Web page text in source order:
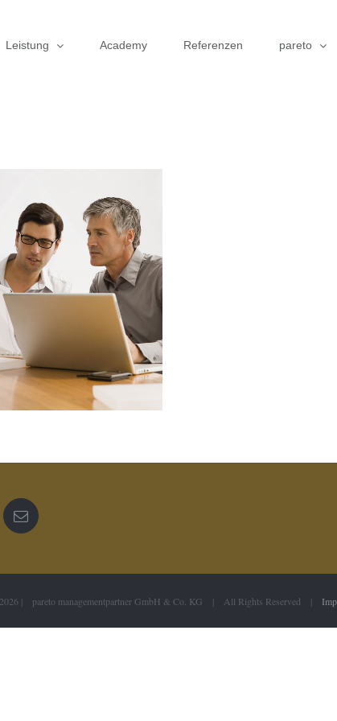
Leistung Academy Referenzen pareto
2026 | pareto managementpartner GmbH & Co. KG | All Rights Reserved |